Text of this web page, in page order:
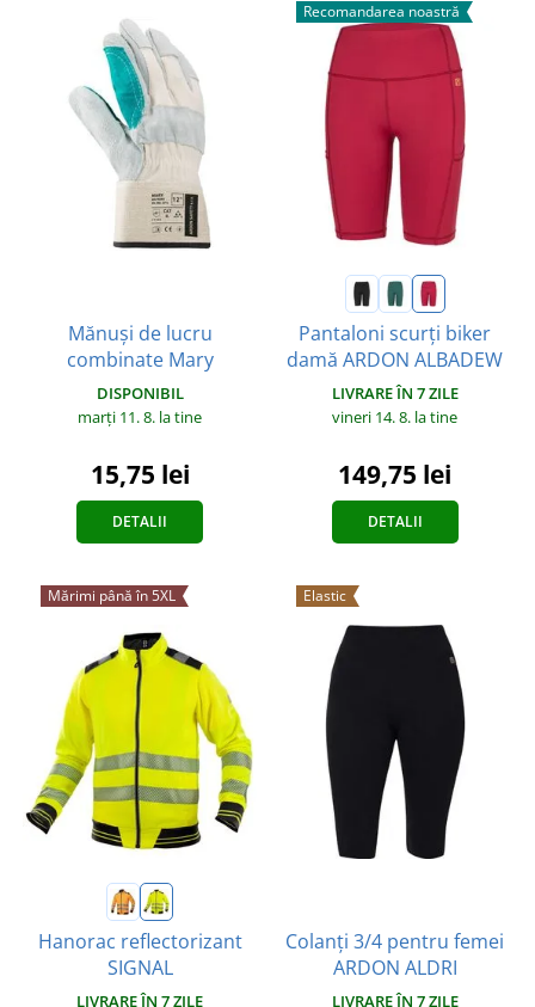
Mănuși de lucru
combinate Mary
DISPONIBIL
marți 11. 8. la tine
15,75 lei
DETALII
Recomandarea noastră
Pantaloni scurți biker
damă ARDON ALBADEW
LIVRARE ÎN 7 ZILE
vineri 14. 8. la tine
149,75 lei
DETALII
Mărimi până în 5XL
Hanorac reflectorizant
SIGNAL
LIVRARE ÎN 7 ZILE
Elastic
Colanți 3/4 pentru femei
ARDON ALDRI
LIVRARE ÎN 7 ZILE